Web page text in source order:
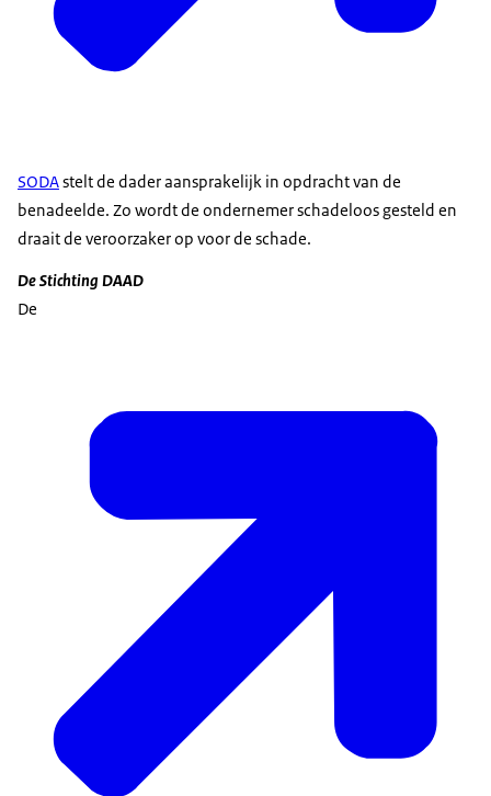
SODAstelt de dader aansprakelijk in opdracht van de
benadeelde. Zo wordt de ondernemer schadeloos gesteld en
draait de veroorzaker op voor de schade.
De Stichting DAAD
De